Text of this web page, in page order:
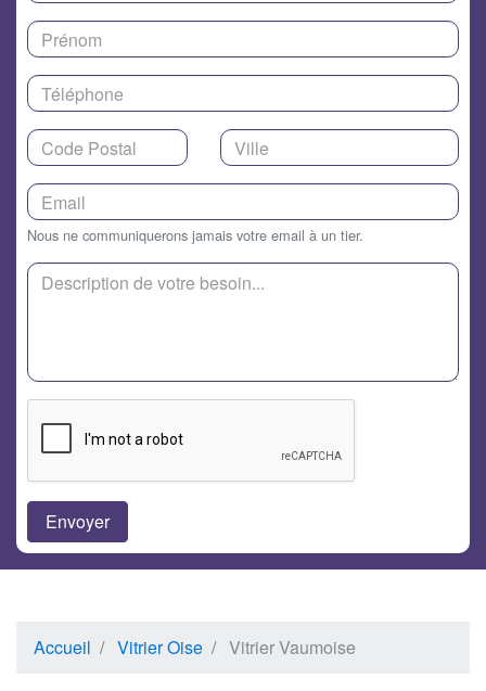
Nous ne communiquerons jamais votre email à un tier.
Accueil Vitrier Oise Vitrier Vaumoise